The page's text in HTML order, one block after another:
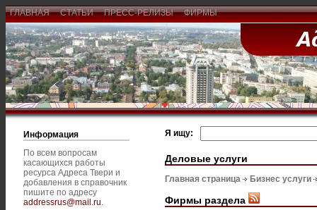
ГЛАВНАЯ СТАТЬИ ПРЕСС-РЕЛИЗЫ ФИРМЫ
Информация
По всем вопросам
касающихся работы
ресурса Адреса Твери и
добавления в справочник
пишите по адресу
addressrus@mail.ru.
Я ищу:
Деловые услуги
Главная страница Бизнес услуги
Фирмы раздела